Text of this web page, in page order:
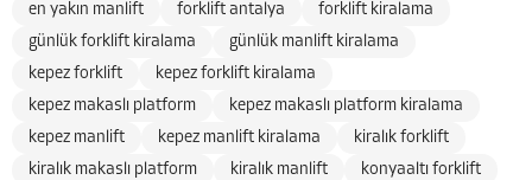
en yakın manlift
forklift antalya
forklift kiralama
günlük forklift kiralama
günlük manlift kiralama
kepez forklift
kepez forklift kiralama
kepez makaslı platform
kepez makaslı platform kiralama
kepez manlift
kepez manlift kiralama
kiralık forklift
kiralık makaslı platform
kiralık manlift
konyaaltı forklift